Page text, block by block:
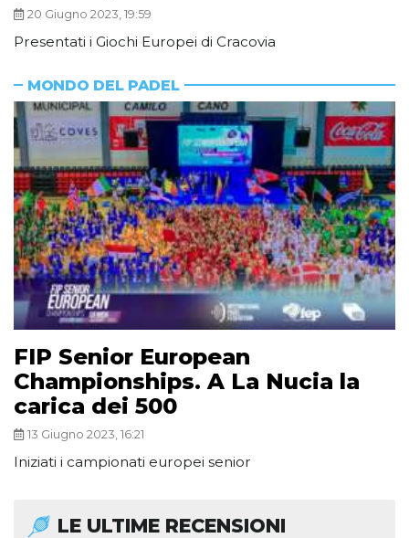
20 Giugno 2023, 19:59
Presentati i Giochi Europei di Cracovia
MONDO DEL PADEL
FIP Senior European
Championships. A La Nucia la
carica dei 500
13 Giugno 2023, 16:21
Iniziati i campionati europei senior
LE ULTIME RECENSIONI